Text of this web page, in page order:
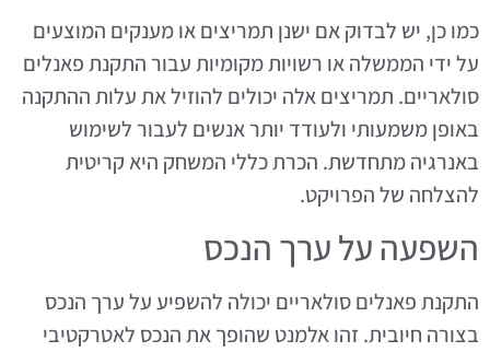
כמו כן, יש לבדוק אם ישנן תמריצים או מענקים המוצעים
על ידי הממשלה או רשויות מקומיות עבור התקנת פאנלים
סולאריים. תמריצים אלה יכולים להוזיל את עלות ההתקנה
באופן משמעותי ולעודד יותר אנשים לעבור לשימוש
באנרגיה מתחדשת. הכרת כללי המשחק היא קריטית
להצלחה של הפרויקט.
השפעה על ערך הנכס
התקנת פאנלים סולאריים יכולה להשפיע על ערך הנכס
בצורה חיובית. זהו אלמנט שהופך את הנכס לאטרקטיבי